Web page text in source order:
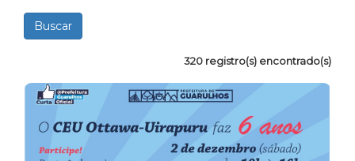
320 registro(s) encontrado(s)